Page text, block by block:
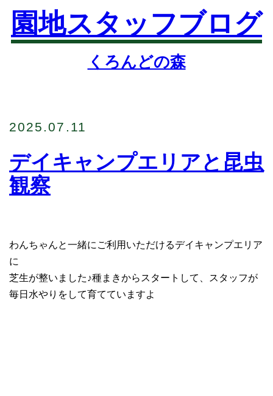
園地スタッフブログ
くろんどの森
2025.07.11
デイキャンプエリアと昆虫
観察
わんちゃんと一緒にご利用いただけるデイキャンプエリア
に
芝生が整いました♪種まきからスタートして、スタッフが
毎日水やりをして育てていますよ